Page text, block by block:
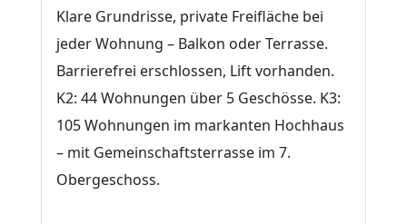
Klare Grundrisse, private Freifläche bei
jeder Wohnung – Balkon oder Terrasse.
Barrierefrei erschlossen, Lift vorhanden.
K2: 44 Wohnungen über 5 Geschösse. K3:
105 Wohnungen im markanten Hochhaus
– mit Gemeinschaftsterrasse im 7.
Obergeschoss.